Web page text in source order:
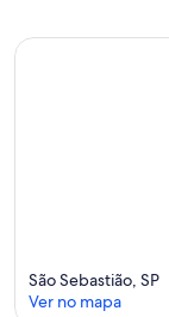
São Sebastião, SP
Ver no mapa